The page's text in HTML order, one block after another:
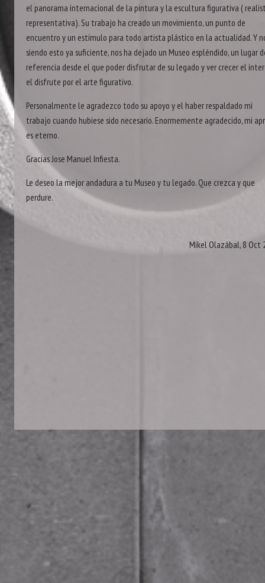
el panorama internacional de la pintura y la escultura figurativa (
representativa). Su trabajo ha creado un movimiento, un punto de
encuentro y un estímulo para todo artista plástico en la actualidad. Y
siendo esto ya suficiente, nos ha dejado un Museo espléndido, un lugar
referencia desde el que poder disfrutar de su legado y ver crecer el
el disfrute por el arte figurativo.
Personalmente le agradezco todo su apoyo y el haber respaldado mi
trabajo cuando hubiese sido necesario. Enormemente agradecido, mi
es eterno.
Gracias Jose Manuel Infiesta.
Le deseo la mejor andadura a tu Museo y tu legado. Que crezca y que
perdure.
Mikel Olazábal, 8 Oct